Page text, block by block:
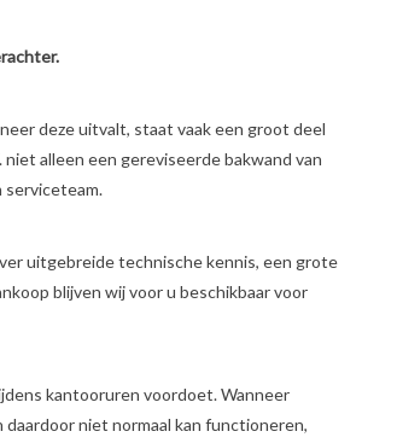
deze uitvalt, staat vaak een groot deel
alleen een gereviseerde bakwand van
serviceteam.
uitgebreide technische kennis, een grote
blijven wij voor u beschikbaar voor
kantooruren voordoet. Wanneer
niet normaal kan functioneren,